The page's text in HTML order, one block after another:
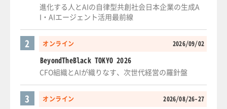
進化する人とAIの自律型共創社会日本企業の生成A
I・AIエージェント活用最前線
オンライン 2026/09/02
2
BeyondTheBlack TOKYO 2026
CFO組織とAIが織りなす、次世代経営の羅針盤
オンライン 2026/08/26-27
3